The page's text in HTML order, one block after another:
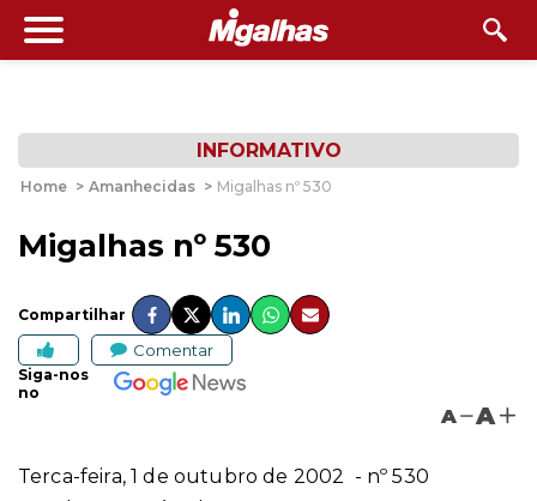
INFORMATIVO
Home > Amanhecidas > Migalhas nº 530
Migalhas nº 530
Compartilhar
Comentar
Siga-nos
no
A A
Terca-feira, 1 de outubro de 2002 - nº 530